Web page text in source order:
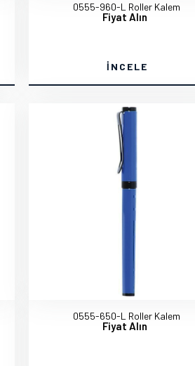
0555-960-L Roller Kalem
Fiyat Alın
İNCELE
0555-650-L Roller Kalem
Fiyat Alın